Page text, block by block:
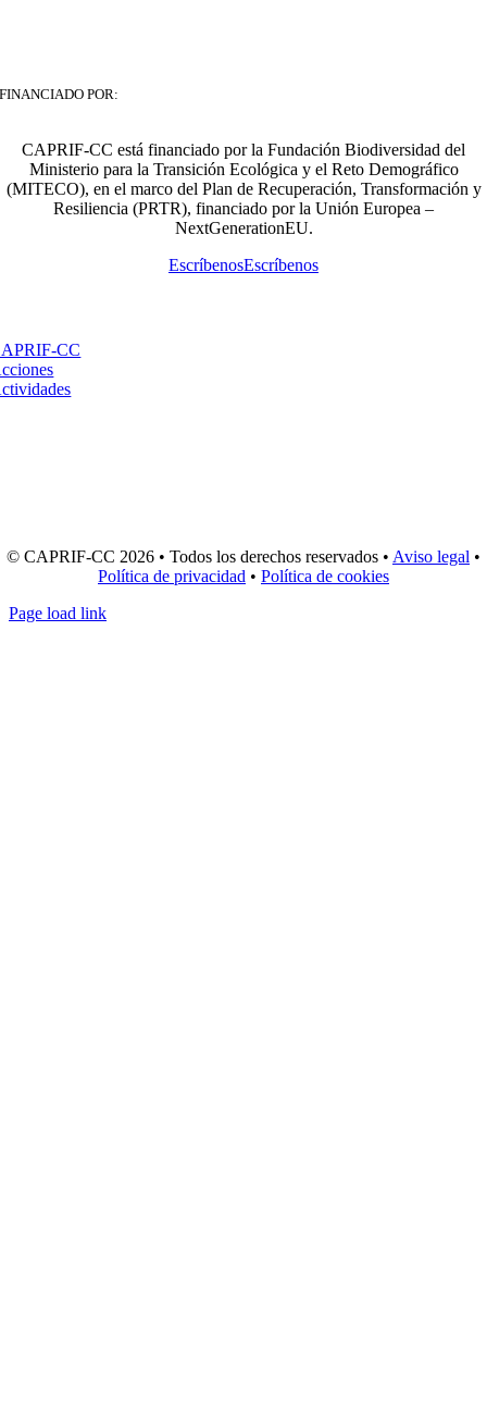
FINANCIADO POR:
CAPRIF-CC está financiado por la Fundación Biodiversidad del
Ministerio para la Transición Ecológica y el Reto Demográfico
(MITECO), en el marco del Plan de Recuperación, Transformación y
Resiliencia (PRTR), financiado por la Unión Europea –
NextGenerationEU.
EscríbenosEscríbenos
CC
© CAPRIF-CC 2026 • Todos los derechos reservados • Aviso legal •
Política de privacidad • Política de cookies
Page load link